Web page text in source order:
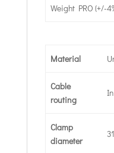
Weight PRO (+/-
Material
Cable
routing
Clamp
diameter